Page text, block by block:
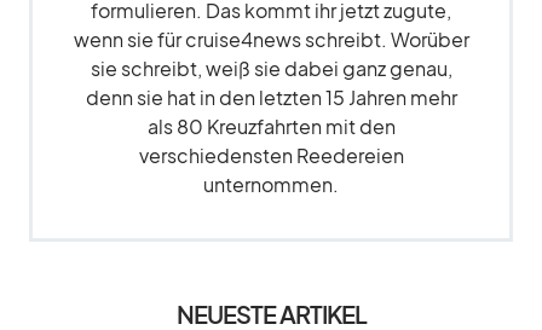
formulieren. Das kommt ihr jetzt zugute,
wenn sie für cruise4news schreibt. Worüber
sie schreibt, weiß sie dabei ganz genau,
denn sie hat in den letzten 15 Jahren mehr
als 80 Kreuzfahrten mit den
verschiedensten Reedereien
unternommen.
NEUESTE ARTIKEL